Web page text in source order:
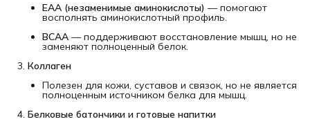
EAA (незаменимые аминокислоты) — помогают
восполнять аминокислотный профиль.
BCAA — поддерживают восстановление мышц, но не
заменяют полноценный белок.
Коллаген
Полезен для кожи, суставов и связок, но не является
полноценным источником белка для мышц.
Белковые батончики и готовые напитки